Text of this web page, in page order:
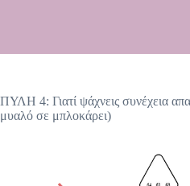
ΠΥΛΗ 4: Γιατί ψάχνεις συνέχεια
μυαλό σε μπλοκάρει)